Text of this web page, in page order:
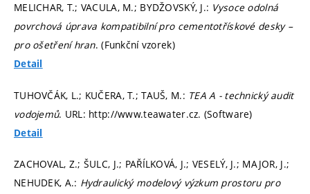
MELICHAR, T.; VACULA, M.; BYDŽOVSKÝ, J.: Vysoce odolná
povrchová úprava kompatibilní pro cementotřískové desky –
pro ošetření hran. (Funkční vzorek)
Detail
TUHOVČÁK, L.; KUČERA, T.; TAUŠ, M.: TEA A - technický audit
vodojemů. URL: http://www.teawater.cz. (Software)
Detail
ZACHOVAL, Z.; ŠULC, J.; PAŘÍLKOVÁ, J.; VESELÝ, J.; MAJOR, J.;
NEHUDEK, A.: Hydraulický modelový výzkum prostoru pro